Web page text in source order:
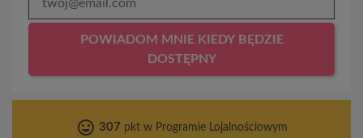
POWIADOM MNIE KIEDY BĘDZIE
DOSTĘPNY
tag_faces 307 pkt w Programie Lojalnościowym